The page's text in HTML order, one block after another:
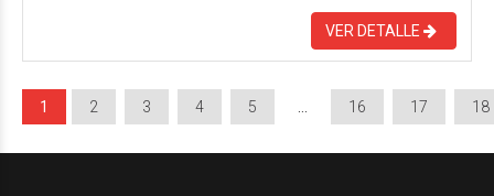
VER DETALLE
1 2 3 4 5 16 17 18